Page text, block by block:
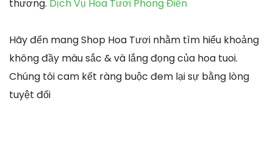
thương. Dịch Vụ Hoa Tươi Phong Điền
Hãy đến mang Shop Hoa Tươi nhằm tìm hiểu khoảng
không đầy màu sắc & và lắng đọng của hoa tuoi.
Chúng tôi cam kết ràng buộc đem lại sự bằng lòng
tuyệt đối